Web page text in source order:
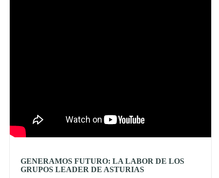
GENERAMOS FUTURO: LA LABOR DE LOS
GRUPOS LEADER DE ASTURIAS